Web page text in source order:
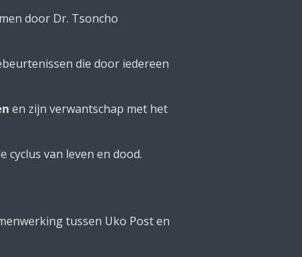
door Dr. Tsoncho
die door iedereen
en zijn verwantschap met het
van leven en dood.
tussen Uko Post en